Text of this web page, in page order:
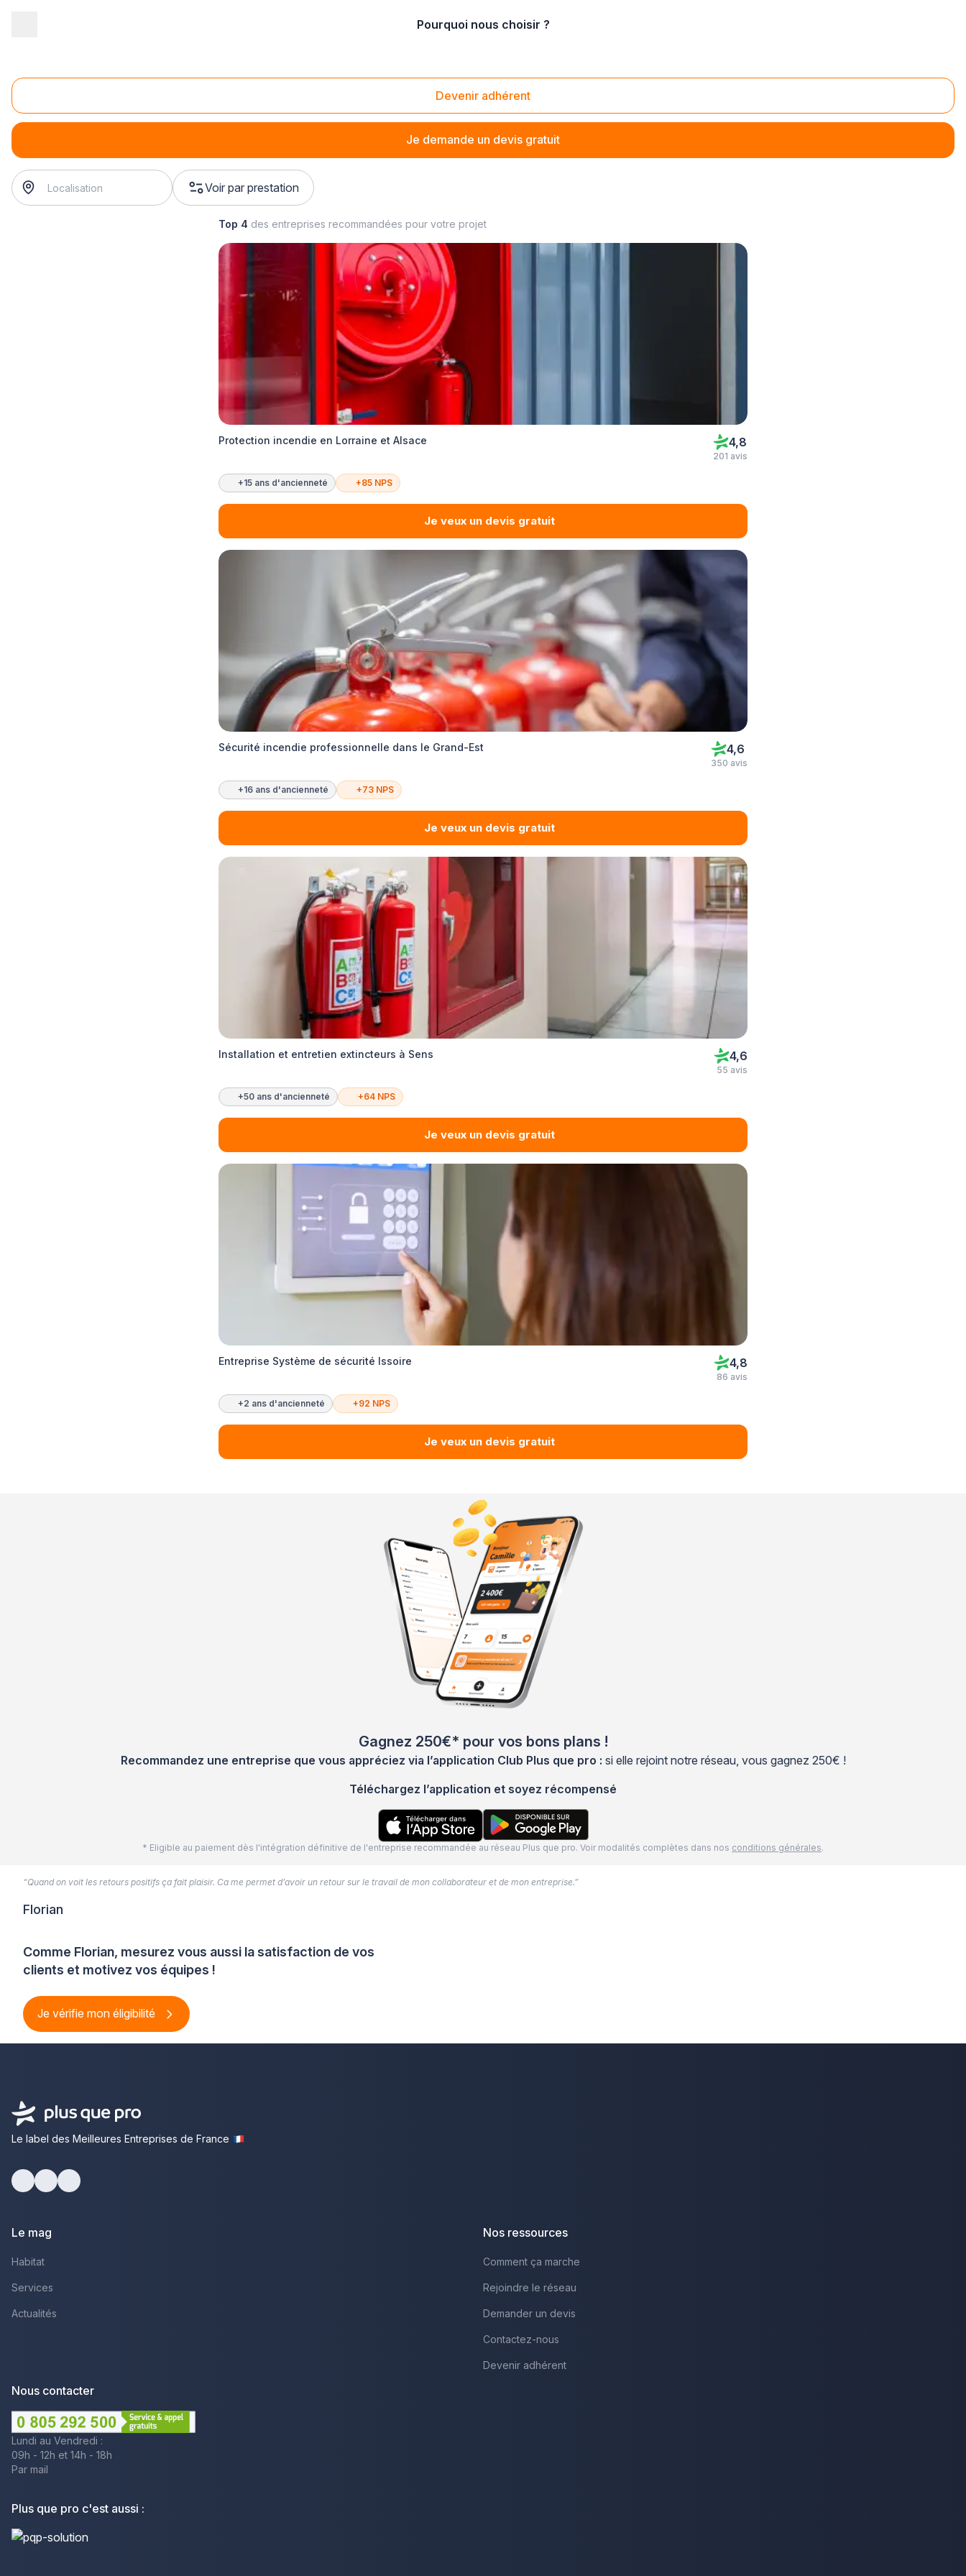
Pourquoi nous choisir ?
Devenir adhérent
Je demande un devis gratuit
Installation d'extincteurs sur roues
Installation d'extincteurs sur roues
Voir par prestation
Top 4 des entreprises recommandées pour votre projet
Protection incendie en Lorraine et Alsace 4,8
201 avis
+15 ans d'ancienneté +85 NPS
Je veux un devis gratuit
Sécurité incendie professionnelle dans le Grand-Est 4,6
350 avis
+16 ans d'ancienneté +73 NPS
Je veux un devis gratuit
Installation et entretien extincteurs à Sens 4,6
55 avis
+50 ans d'ancienneté +64 NPS
Je veux un devis gratuit
Entreprise Système de sécurité Issoire 4,8
86 avis
+2 ans d'ancienneté +92 NPS
Je veux un devis gratuit
Gagnez 250€* pour vos bons plans !
Recommandez une entreprise que vous appréciez via l’application Club Plus que pro : si elle rejoint notre réseau, vous gagnez 250€ !
Téléchargez l’application et soyez récompensé
* Eligible au paiement dès l'intégration définitive de l'entreprise recommandée au réseau Plus que pro. Voir modalités complètes dans nos conditions générales.
Comme Florian, mesurez vous aussi la satisfaction de vos
clients et motivez vos équipes !
Je vérifie mon éligibilité
“Quand on voit les retours positifs ça fait plaisir. Ca me permet d’avoir un retour sur le travail de mon collaborateur et de mon entreprise.”
Florian
Le label des Meilleures Entreprises de France
Le mag
Habitat
Services
Actualités
Nos ressources
Comment ça marche
Rejoindre le réseau
Demander un devis
Contactez-nous
Devenir adhérent
Nous contacter
Lundi au Vendredi :
09h - 12h et 14h - 18h
Par mail
Plus que pro c'est aussi :